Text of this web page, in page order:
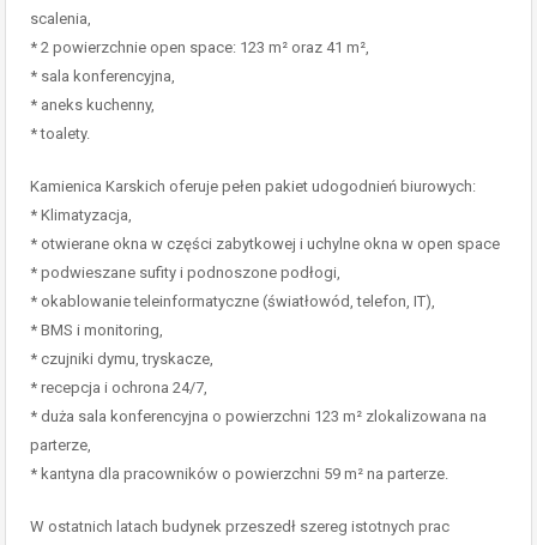
scalenia,
* 2 powierzchnie open space: 123 m² oraz 41 m²,
* sala konferencyjna,
* aneks kuchenny,
* toalety.
Kamienica Karskich oferuje pełen pakiet udogodnień biurowych:
* Klimatyzacja,
* otwierane okna w części zabytkowej i uchylne okna w open space
* podwieszane sufity i podnoszone podłogi,
* okablowanie teleinformatyczne (światłowód, telefon, IT),
* BMS i monitoring,
* czujniki dymu, tryskacze,
* recepcja i ochrona 24/7,
* duża sala konferencyjna o powierzchni 123 m² zlokalizowana na
parterze,
* kantyna dla pracowników o powierzchni 59 m² na parterze.
W ostatnich latach budynek przeszedł szereg istotnych prac